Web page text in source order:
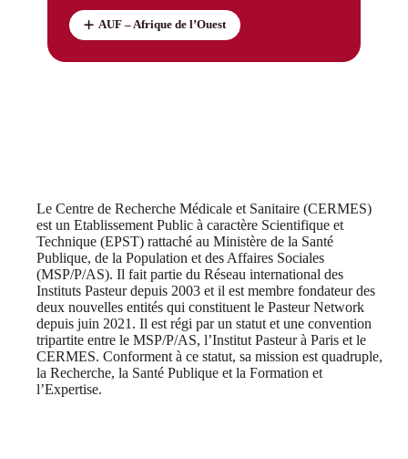
AUF – Afrique de l’Ouest
Le Centre de Recherche Médicale et Sanitaire (CERMES)
est un Etablissement Public à caractère Scientifique et
Technique (EPST) rattaché au Ministère de la Santé
Publique, de la Population et des Affaires Sociales
(MSP/P/AS). Il fait partie du Réseau international des
Instituts Pasteur depuis 2003 et il est membre fondateur des
deux nouvelles entités qui constituent le Pasteur Network
depuis juin 2021. Il est régi par un statut et une convention
tripartite entre le MSP/P/AS, l’Institut Pasteur à Paris et le
CERMES. Conforment à ce statut, sa mission est quadruple,
la Recherche, la Santé Publique et la Formation et
l’Expertise.